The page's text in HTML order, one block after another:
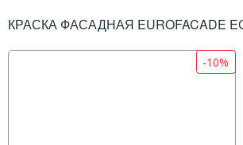
КРАСКА ФАСАДНАЯ EUROFACADE
-10%